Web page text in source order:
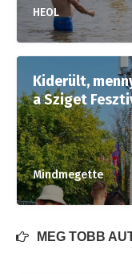
HEOL
Kiderült,
a Sziget
Mindmegette
MÉG TÖBB